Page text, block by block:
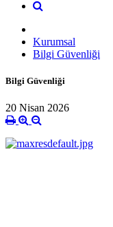
Kurumsal
Bilgi Güvenliği
Bilgi Güvenliği
20 Nisan 2026